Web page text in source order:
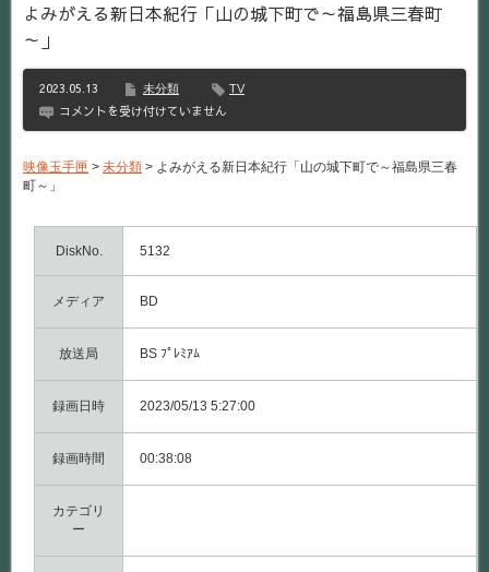
よみがえる新日本紀行「山の城下町で～福島県三春町
～」
2023.05.13 未分類 TV
よ
み
え
本
紀
の
町
福
三
～」
コメントを受け付けていません
映像玉手匣 > 未分類 > よみがえる新日本紀行「山の城下町で～福島県三春
町～」
DiskNo. 5132
メディア BD
放送局 BS ﾌﾟﾚﾐｱﾑ
録画日時 2023/05/13 5:27:00
録画時間 00:38:08
カテゴリ
ー